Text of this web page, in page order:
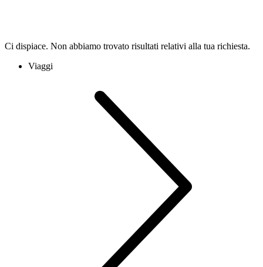
Ci dispiace. Non abbiamo trovato risultati relativi alla tua richiesta.
Viaggi